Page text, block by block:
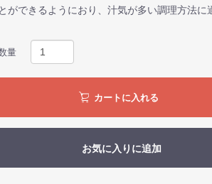
とができるようにおり、汁気が多い調理方法に
量
カートに入れる
お気に入りに追加